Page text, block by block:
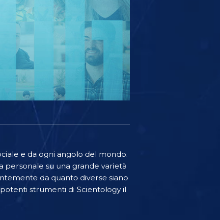
e da ogni angolo del mondo.
personale su una grande varietà
da quanto diverse siano
strumenti di Scientology il